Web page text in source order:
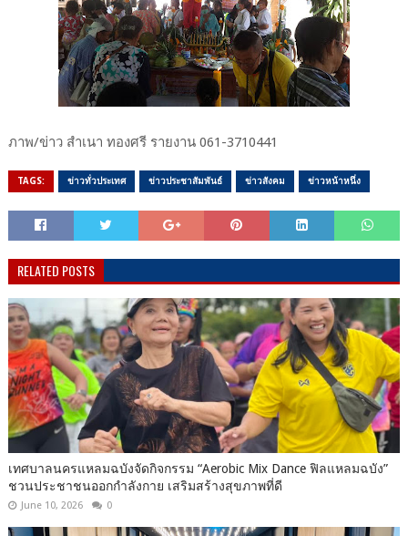
ภาพ/ข่าว สำเนา ทองศรี รายงาน 061-3710441
TAGS: ข่าวทั่วประเทศ ข่าวประชาสัมพันธ์ ข่าวสังคม ข่าวหน้าหนึ่ง
RELATED POSTS
เทศบาลนครแหลมฉบังจัดกิจกรรม “Aerobic Mix Dance ฟิลแหลมฉบัง”
ชวนประชาชนออกกำลังกาย เสริมสร้างสุขภาพที่ดี
June 10, 2026 0